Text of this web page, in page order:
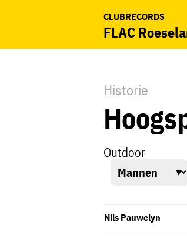
CLUBRECORDS
FLAC
Historie
Outdoor
Nils Pauwelyn